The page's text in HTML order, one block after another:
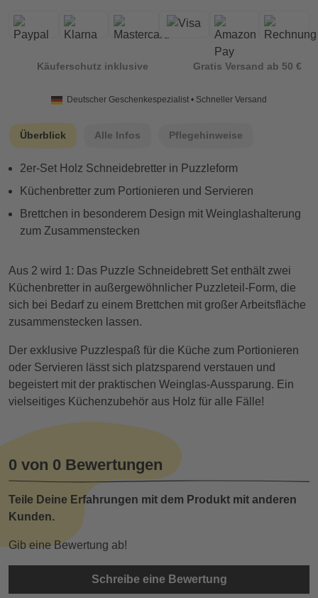
Käuferschutz inklusive Gratis Versand ab 50 €
Deutscher Geschenkespezialist • Schneller Versand
Überblick Alle Infos Pflegehinweise
2er-Set Holz Schneidebretter in Puzzleform
Küchenbretter zum Portionieren und Servieren
Brettchen in besonderem Design mit Weinglashalterung
zum Zusammenstecken
Aus 2 wird 1: Das Puzzle Schneidebrett Set enthält zwei
Küchenbretter in außergewöhnlicher Puzzleteil-Form, die
sich bei Bedarf zu einem Brettchen mit großer Arbeitsfläche
zusammenstecken lassen.
Der exklusive Puzzlespaß für die Küche zum Portionieren
oder Servieren lässt sich platzsparend verstauen und
begeistert mit der praktischen Weinglas-Aussparung. Ein
vielseitiges Küchenzubehör aus Holz für alle Fälle!
0 von 0 Bewertungen
Teile Deine Erfahrungen mit dem Produkt mit anderen
Kunden.
Gib eine Bewertung ab!
Schreibe eine Bewertung